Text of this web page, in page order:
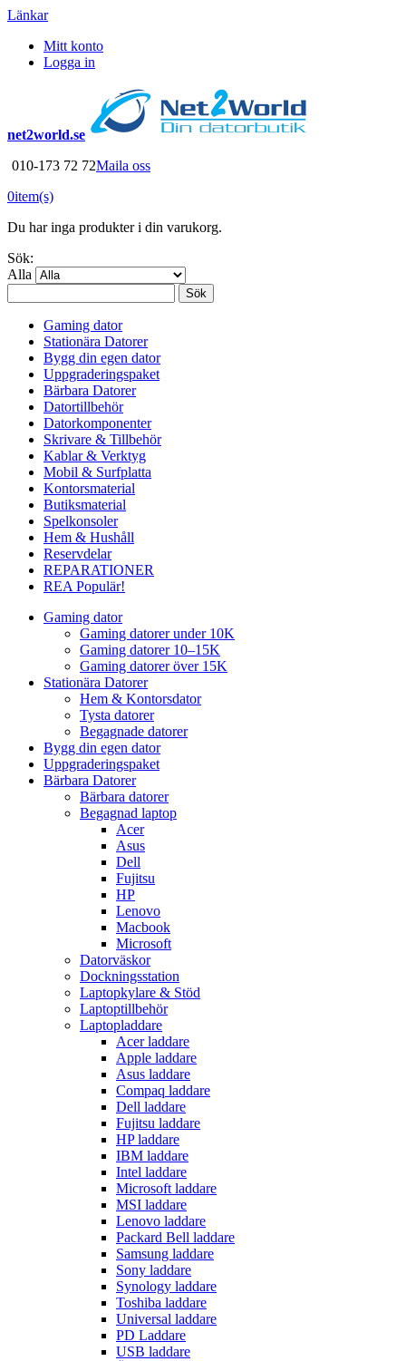
Länkar
Mitt konto
Logga in
net2world.se
010-173 72 72Maila oss
0item(s)
Du har inga produkter i din varukorg.
Sök:
Alla
Sök
Gaming dator
Stationära Datorer
Bygg din egen dator
Uppgraderingspaket
Bärbara Datorer
Datortillbehör
Datorkomponenter
Skrivare & Tillbehör
Kablar & Verktyg
Mobil & Surfplatta
Kontorsmaterial
Butiksmaterial
Spelkonsoler
Hem & Hushåll
Reservdelar
REPARATIONER
REA Populär!
Gaming dator
Gaming datorer under 10K
Gaming datorer 10–15K
Gaming datorer över 15K
Stationära Datorer
Hem & Kontorsdator
Tysta datorer
Begagnade datorer
Bygg din egen dator
Uppgraderingspaket
Bärbara Datorer
Bärbara datorer
Begagnad laptop
Acer
Asus
Dell
Fujitsu
HP
Lenovo
Macbook
Microsoft
Datorväskor
Dockningsstation
Laptopkylare & Stöd
Laptoptillbehör
Laptopladdare
Acer laddare
Apple laddare
Asus laddare
Compaq laddare
Dell laddare
Fujitsu laddare
HP laddare
IBM laddare
Intel laddare
Microsoft laddare
MSI laddare
Lenovo laddare
Packard Bell laddare
Samsung laddare
Sony laddare
Synology laddare
Toshiba laddare
Universal laddare
PD Laddare
USB laddare